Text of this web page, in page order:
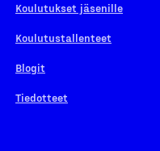
Koulutukset jäsenille
Koulutustallenteet
Blogit
Tiedotteet